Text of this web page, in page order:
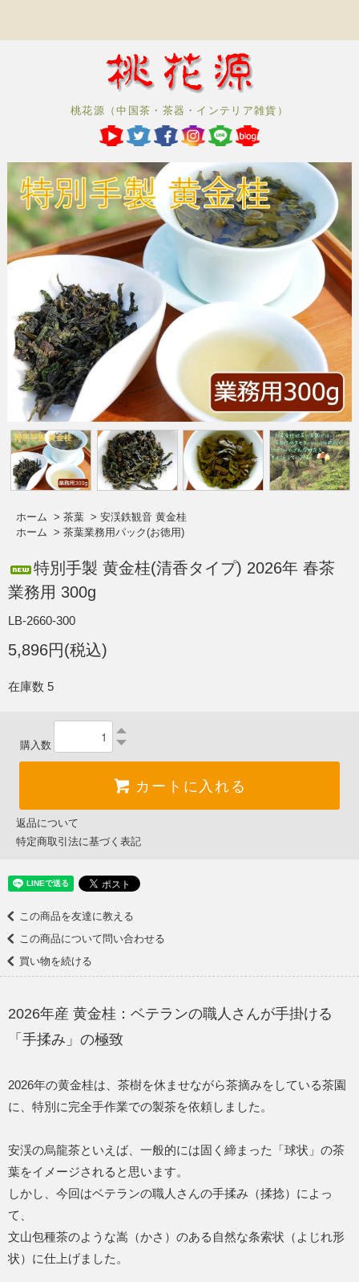
桃花源（中国茶・茶器・インテリア雑貨）
ホーム > 茶葉 > 安渓鉄観音 黄金桂
ホーム > 茶葉業務用パック(お徳用)
特別手製 黄金桂(清香タイプ) 2026年 春茶
業務用 300g
LB-2660-300
5,896円(税込)
在庫数 5
購入数
カートに入れる
返品について
特定商取引法に基づく表記
この商品を友達に教える
この商品について問い合わせる
買い物を続ける
2026年産 黄金桂：ベテランの職人さんが手掛ける
「手揉み」の極致
2026年の黄金桂は、茶樹を休ませながら茶摘みをしている茶園
に、特別に完全手作業での製茶を依頼しました。
安渓の烏龍茶といえば、一般的には固く締まった「球状」の茶
葉をイメージされると思います。
しかし、今回はベテランの職人さんの手揉み（揉捻）によっ
て、
文山包種茶のような嵩（かさ）のある自然な条索状（よじれ形
状）に仕上げました。